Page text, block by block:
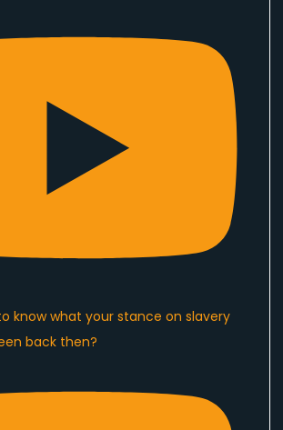
know what your stance on slavery
back then?